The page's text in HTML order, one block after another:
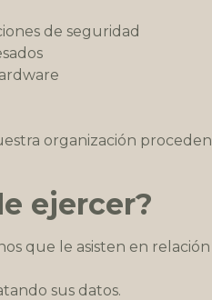
de seguridad
organización
ejercer?
que le asisten en
sus datos.